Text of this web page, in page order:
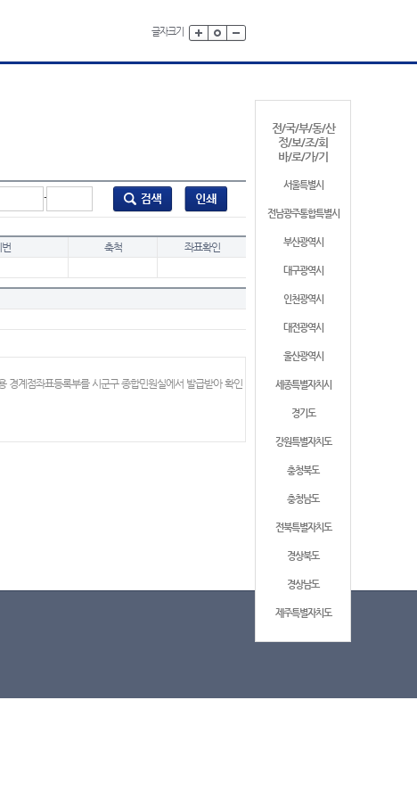
글자크기
전/국/부/동/산
정/보/조/회
바/로/가/기
서울특별시
전남광주통합특별시
부산광역시
대구광역시
인천광역시
대전광역시
울산광역시
세종특별자치시
경기도
강원특별자치도
충청북도
충청남도
전북특별자치도
경상북도
경상남도
제주특별자치도
-
번 축척 좌표확인
경계점좌표등록부를 시군구 종합민원실에서 발급받아 확인